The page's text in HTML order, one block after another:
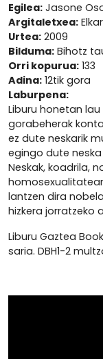
Egilea: Jasone
Argitaletxea: Elkar
Urtea: 2009
Bilduma: Bihotz
Orri kopurua: 133
Adina: 12tik gora
Laburpena:
Liburu honetan
gorabeherak
ez dute neskarik
egingo dute
Neskak, koadrila,
lantzen dira
hizkera jorratzeko
Liburu Gaztea
saria. DBH1-2